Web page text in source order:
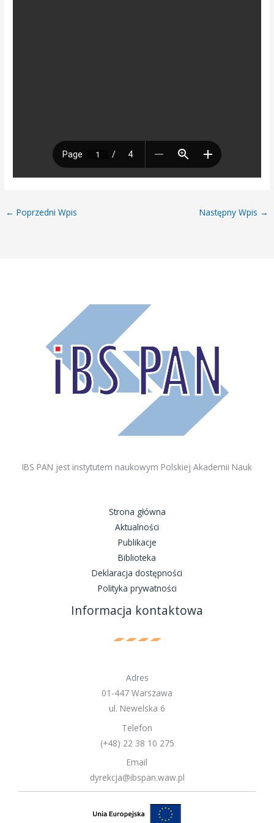
← Poprzedni Wpis Następny Wpis →
IBS PAN jest instytutem naukowym Polskiej Akademii Nauk
Strona główna
Aktualności
Publikacje
Biblioteka
Deklaracja dostępności
Polityka prywatności
Informacja kontaktowa
Adres
01-447 Warszawa
ul. Newelska 6
Telefon
(+48) 22 38 10 275
Email
dyrekcja@ibspan.waw.pl